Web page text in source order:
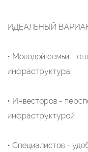
ИДЕАЛЬНЫЙ
• Молодой семьи -
инфраструктура
• Инвесторов -
инфраструктурой
• Специалистов -